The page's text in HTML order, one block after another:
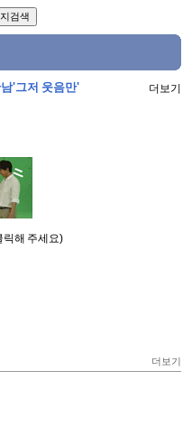
'그저 웃음만' 더보기
릭해 주세요)
더보기